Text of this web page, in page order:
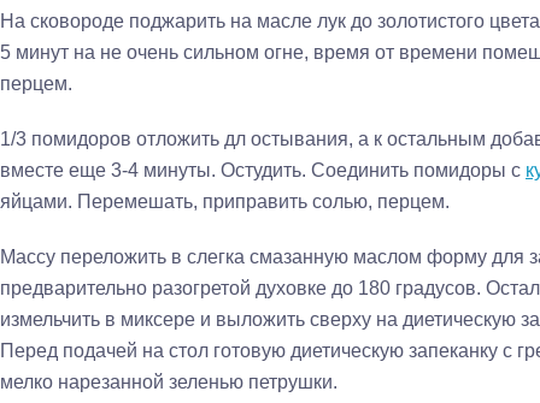
На сковороде поджарить на масле лук до золотистого
5 минут на не очень сильном огне, время от времени
перцем.
1/3 помидоров отложить дл остывания, а к остальным
вместе еще 3-4 минуты. Остудить. Соединить помидоры с
яйцами. Перемешать, приправить солью, перцем.
Массу переложить в слегка смазанную маслом форму для
предварительно разогретой духовке до 180 градусов.
измельчить в миксере и выложить сверху на диетическую
Перед подачей на стол готовую диетическую запеканку с
мелко нарезанной зеленью петрушки.